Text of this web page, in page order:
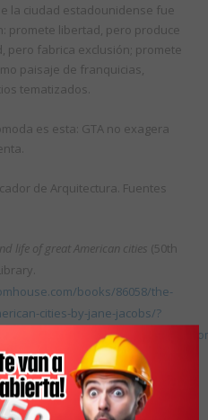
la ciudad estadounidense fue
promete libertad, pero produce
pero fabrica exclusión; promete
paisaje de franquicias,
tematizados.
es esta: GTA no exagera
de Arquitectura. Fuentes
life of great American cities (50th
books/86058/the-
cities-by-jane-jacobs/?
cities-by-jane-jacobs/
New York: A retroactive manifesto for